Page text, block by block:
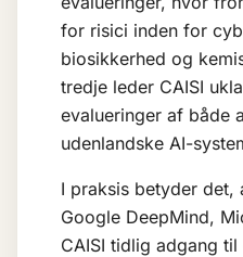
for risici inden for
biosikkerhed og
tredje leder CAISI
evalueringer af både
udenlandske AI-
I praksis betyder det,
Google DeepMind,
CAISI tidlig adgang